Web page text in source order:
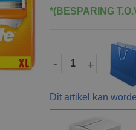
*(BESPARING
- +
Dit artikel kan